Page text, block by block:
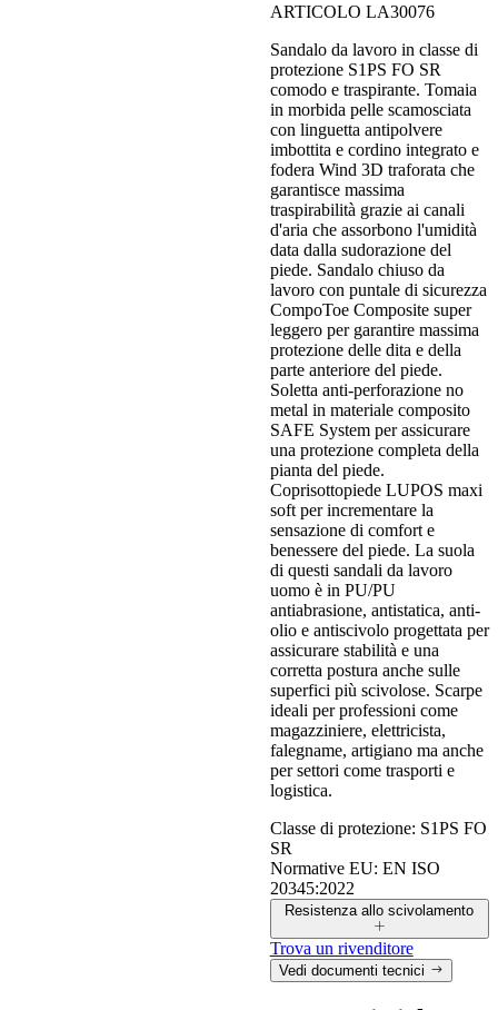
ARTICOLO LA30076
Sandalo da lavoro in classe di
protezione S1PS FO SR
comodo e traspirante. Tomaia
in morbida pelle scamosciata
con linguetta antipolvere
imbottita e cordino integrato e
fodera Wind 3D traforata che
garantisce massima
traspirabilità grazie ai canali
d'aria che assorbono l'umidità
data dalla sudorazione del
piede. Sandalo chiuso da
lavoro con puntale di sicurezza
CompoToe Composite super
leggero per garantire massima
protezione delle dita e della
parte anteriore del piede.
Soletta anti-perforazione no
metal in materiale composito
SAFE System per assicurare
una protezione completa della
pianta del piede.
Coprisottopiede LUPOS maxi
soft per incrementare la
sensazione di comfort e
benessere del piede. La suola
di questi sandali da lavoro
uomo è in PU/PU
antiabrasione, antistatica, anti-
olio e antiscivolo progettata per
assicurare stabilità e una
corretta postura anche sulle
superfici più scivolose. Scarpe
ideali per professioni come
magazziniere, elettricista,
falegname, artigiano ma anche
per settori come trasporti e
logistica.
Classe di protezione: S1PS FO
SR
Normative EU: EN ISO
20345:2022
Resistenza allo scivolamento
Trova un rivenditore
Vedi documenti tecnici